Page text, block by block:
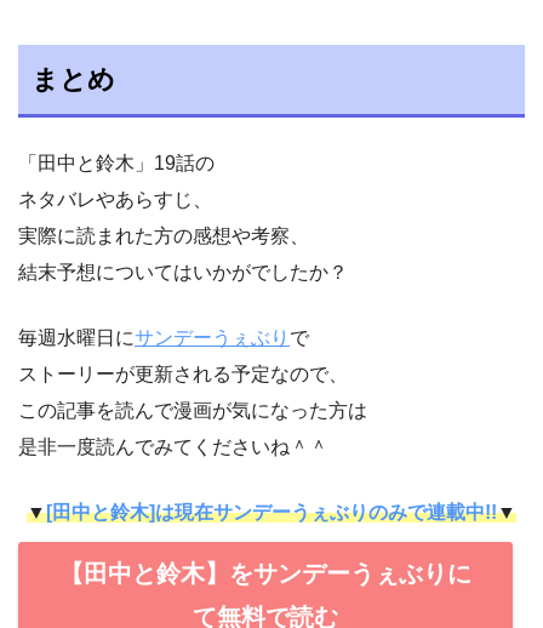
まとめ
「田中と鈴木」19話の
ネタバレやあらすじ、
実際に読まれた方の感想や考察、
結末予想についてはいかがでしたか？
毎週水曜日にサンデーうぇぶり で
ストーリーが更新される予定なので、
この記事を読んで漫画が気になった方は
是非一度読んでみてくださいね＾＾
▼[田中と鈴木]は現在サンデーうぇぶりのみで連載中!!▼
【田中と鈴木】をサンデーうぇぶりに
て無料で読む